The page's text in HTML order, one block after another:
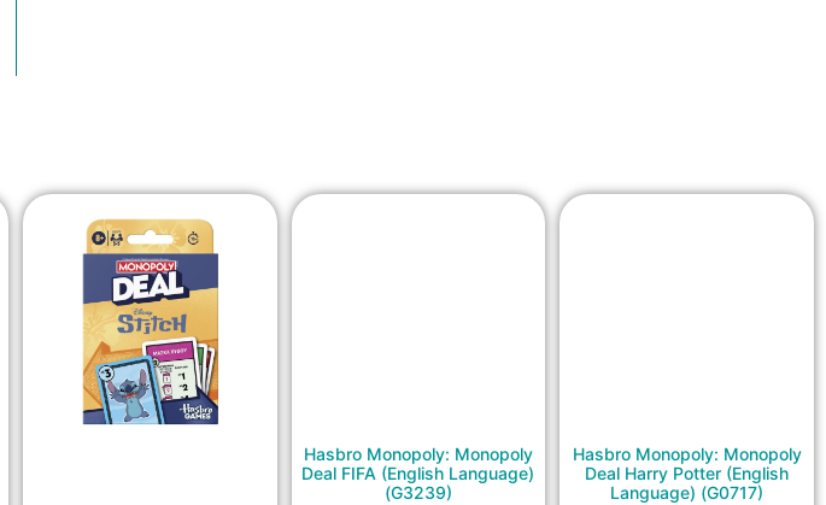
Hasbro Monopoly: Monopoly
Deal FIFA (English Language)
(G3239)
Hasbro Monopoly: Monopoly
Deal Harry Potter (English
Language) (G0717)